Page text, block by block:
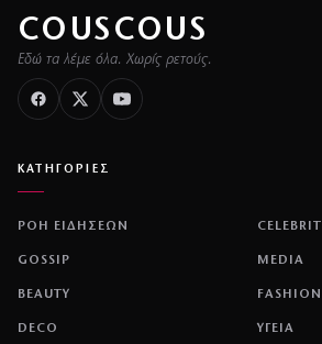
COUSCOUS
Εδώ τα λέμε όλα. Χωρίς ρετούς.
ΚΑΤΗΓΟΡΙΕΣ
ΡΟΗ ΕΙΔΗΣΕΩΝ
GOSSIP MEDIA
BEAUTY FASHION
DECO ΥΓΕΙΑ